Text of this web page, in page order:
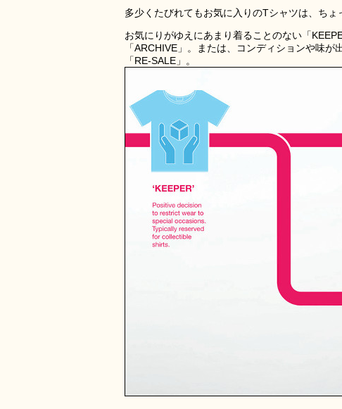
多少くたびれてもお気に入りのTシャツは、ちょ
お気にりがゆえにあまり着ることのない「
「ARCHIVE」。または、コンディションや味
「RE-SALE」。